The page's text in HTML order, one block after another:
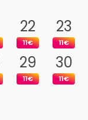
22
11€
23
11€
29
11€
30
11€